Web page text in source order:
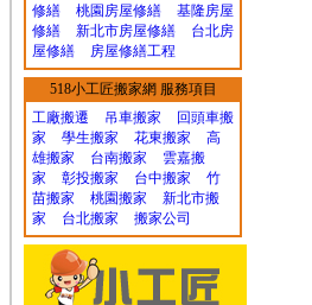
修繕
桃園房屋修繕
基隆房屋
修繕
新北市房屋修繕
台北房
屋修繕
房屋修繕工程
518小工匠搬家網 服務項目
工廠搬遷 吊車搬家
回頭車搬
家
學生搬家 花東搬家
高
雄搬家
台南搬家
雲嘉搬
家
彰投搬家 台中搬家
竹
苗搬家
桃園搬家
新北市搬
家
台北搬家 搬家公司